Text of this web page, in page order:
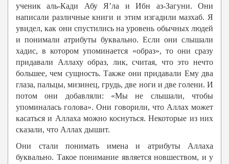
ученик аль-Кади Абу Я’ла и Ибн аз-Загуни. Они
написали различные книги и этим изгадили мазхаб. Я
увидел, как они спустились на уровень обычных людей
и понимали атрибуты буквально. Если они слышали
хадис, в котором упоминается «образ», то они сразу
придавали Аллаху образ, лик, считая, что это нечто
большее, чем сущность. Также они придавали Ему два
глаза, пальцы, мизинец, грудь, две ноги и две голени. И
потом они добавляли: «Мы не слышали, чтобы
упоминалась голова». Они говорили, что Аллах может
касаться и Аллаха можно коснуться. Некоторые из них
сказали, что Аллах дышит.
Они стали понимать имена и атрибуты Аллаха
буквально. Такое понимание является новшеством, и у